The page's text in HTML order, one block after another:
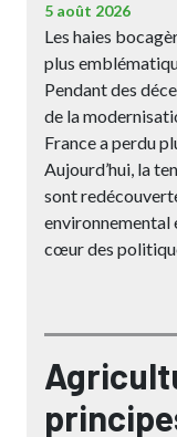
5 août 2026
Les haies
plus
Pendant des
de la
France a perdu
Aujourd’hui, la
sont
environnemental
cœur des